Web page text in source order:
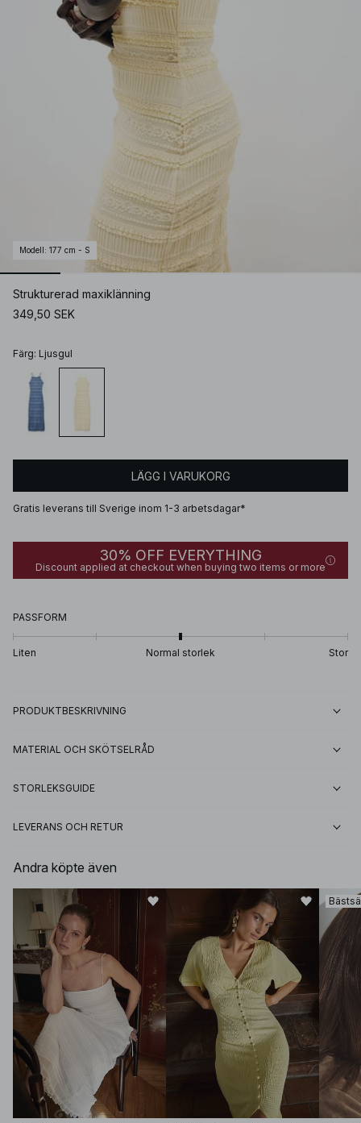
Modell : 177 cm - S
Strukturerad maxiklänning
349,50 SEK
Färg: Ljusgul
LÄGG I VARUKORG
Gratis leverans till Sverige inom 1-3 arbetsdagar*
30% OFF EVERYTHING
Discount applied at checkout when buying two items or more
PASSFORM
Liten Normal storlek Stor
PRODUKTBESKRIVNING
MATERIAL OCH SKÖTSELRÅD
STORLEKSGUIDE
LEVERANS OCH RETUR
Andra köpte även